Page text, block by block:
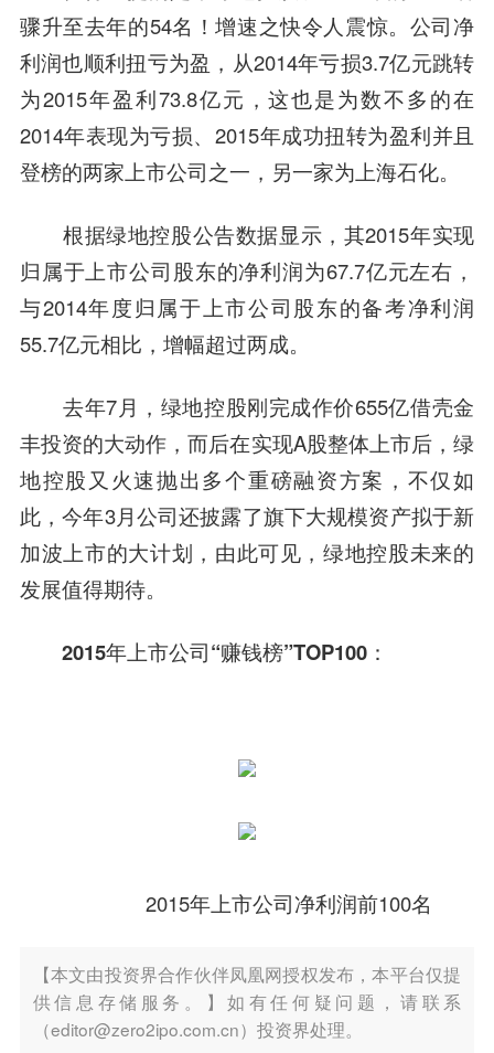
骤升至去年的54名！增速之快令人震惊。公司净
利润也顺利扭亏为盈，从2014年亏损3.7亿元跳转
为2015年盈利73.8亿元，这也是为数不多的在
2014年表现为亏损、2015年成功扭转为盈利并且
登榜的两家上市公司之一，另一家为上海石化。
根据绿地控股公告数据显示，其2015年实现
归属于上市公司股东的净利润为67.7亿元左右，
与2014年度归属于上市公司股东的备考净利润
55.7亿元相比，增幅超过两成。
去年7月，绿地控股刚完成作价655亿借壳金
丰投资的大动作，而后在实现A股整体上市后，绿
地控股又火速抛出多个重磅融资方案，不仅如
此，今年3月公司还披露了旗下大规模资产拟于新
加波上市的大计划，由此可见，绿地控股未来的
发展值得期待。
2015年上市公司“赚钱榜”TOP100：
2015年上市公司净利润前100名
【本文由投资界合作伙伴凤凰网授权发布，本平台仅提
供信息存储服务。】如有任何疑问题，请联系
（editor@zero2ipo.com.cn）投资界处理。